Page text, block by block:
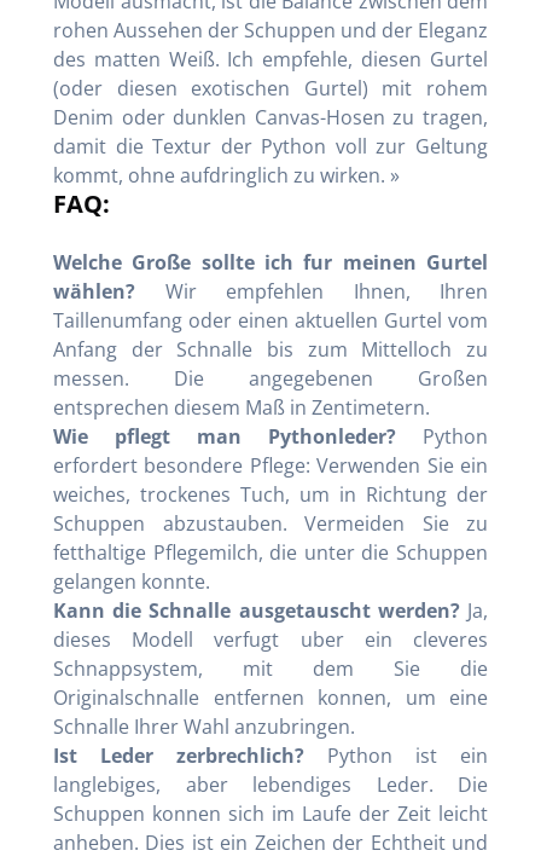
rohen Aussehen der Schuppen und der Eleganz
des matten Weiß. Ich empfehle, diesen Gurtel
(oder diesen exotischen Gurtel) mit rohem
Denim oder dunklen Canvas-Hosen zu tragen,
damit die Textur der Python voll zur Geltung
kommt, ohne aufdringlich zu wirken. »
FAQ:
Welche Große sollte ich fur meinen Gurtel
wählen? Wir empfehlen Ihnen, Ihren
Taillenumfang oder einen aktuellen Gurtel vom
Anfang der Schnalle bis zum Mittelloch zu
messen. Die angegebenen Großen
entsprechen diesem Maß in Zentimetern.
Wie pflegt man Pythonleder? Python
erfordert besondere Pflege: Verwenden Sie ein
weiches, trockenes Tuch, um in Richtung der
Schuppen abzustauben. Vermeiden Sie zu
fetthaltige Pflegemilch, die unter die Schuppen
gelangen konnte.
Kann die Schnalle ausgetauscht werden?Ja,
dieses Modell verfugt uber ein cleveres
Schnappsystem, mit dem Sie die
Originalschnalle entfernen konnen, um eine
Schnalle Ihrer Wahl anzubringen.
Ist Leder zerbrechlich? Python ist ein
langlebiges, aber lebendiges Leder. Die
Schuppen konnen sich im Laufe der Zeit leicht
anheben. Dies ist ein Zeichen der Echtheit und